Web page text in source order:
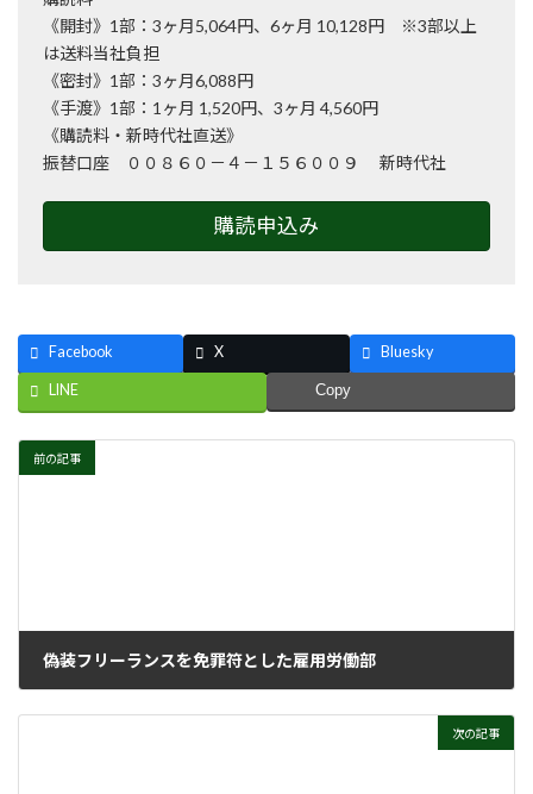
《開封》1部：3ヶ月5,064円、6ヶ月 10,128円 ※3部以上
は送料当社負担
《密封》1部：3ヶ月6,088円
《手渡》1部：1ヶ月 1,520円、3ヶ月 4,560円
《購読料・新時代社直送》
振替口座 ００８６０－４－１５６００９ 新時代社
購読申込み
Facebook X Bluesky
LINE Copy
前の記事
偽装フリーランスを免罪符とした雇用労働部
次の記事